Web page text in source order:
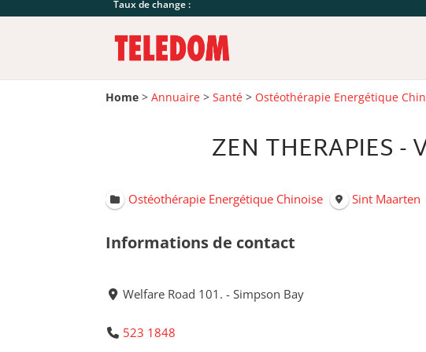
Taux de change :
Home >Annuaire >Santé > Ostéothérapie Energétique
ZEN THERAPIES -
Ostéothérapie Energétique Chinoise Sint Maarten
Informations de contact
Welfare Road 101. - Simpson Bay
523 1848